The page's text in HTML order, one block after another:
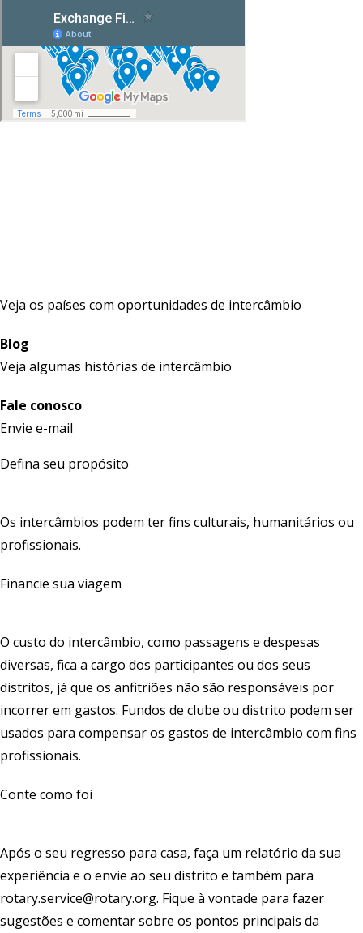
Veja os países com oportunidades de intercâmbio
Blog
Veja algumas histórias de intercâmbio
Fale conosco
Envie e-mail
Defina seu propósito
Os intercâmbios podem ter fins culturais, humanitários ou
profissionais.
Financie sua viagem
O custo do intercâmbio, como passagens e despesas
diversas, fica a cargo dos participantes ou dos seus
distritos, já que os anfitriões não são responsáveis por
incorrer em gastos. Fundos de clube ou distrito podem ser
usados para compensar os gastos de intercâmbio com fins
profissionais.
Conte como foi
Após o seu regresso para casa, faça um relatório da sua
experiência e o envie ao seu distrito e também para
rotary.service@rotary.org. Fique à vontade para fazer
sugestões e comentar sobre os pontos principais da